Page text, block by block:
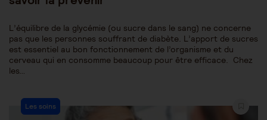
L’équilibre de la glycémie (ou sucre dans le sang) ne concerne
pas que les personnes souffrant de diabète. L’apport de sucres
est essentiel au bon fonctionnement de l’organisme et du
cerveau qui en consomme beaucoup pour être efficace. Chez
les…
Post
Category:
Les soins